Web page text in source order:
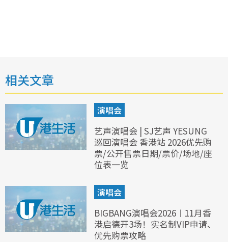
相关文章
演唱会
艺声演唱会 | SJ艺声 YESUNG
巡回演唱会 香港站 2026优先购
票/公开售票日期/票价/场地/座
位表一览
演唱会
BIGBANG演唱会2026︱11月香
港启德开3场！实名制VIP申请、
优先购票攻略